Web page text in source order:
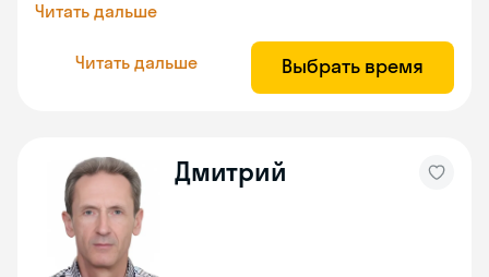
Читать дальше
Читать дальше Выбрать время
Дмитрий